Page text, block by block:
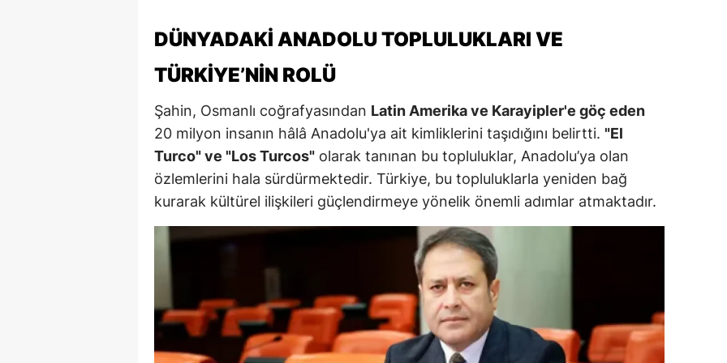
Yalova
Osmaniye
Düzce
DÜNYADAKI ANADOLU TOPLULUKLARI VE
TÜRKIYE’NIN ROLÜ
Şahin, Osmanlı coğrafyasından Latin Amerika ve Karayipler'e göç eden
20 milyon insanın hâlâ Anadolu'ya ait kimliklerini taşıdığını belirtti. "El
Turco" ve "Los Turcos" olarak tanınan bu topluluklar, Anadolu’ya olan
özlemlerini hala sürdürmektedir. Türkiye, bu topluluklarla yeniden bağ
kurarak kültürel ilişkileri güçlendirmeye yönelik önemli adımlar atmaktadır.